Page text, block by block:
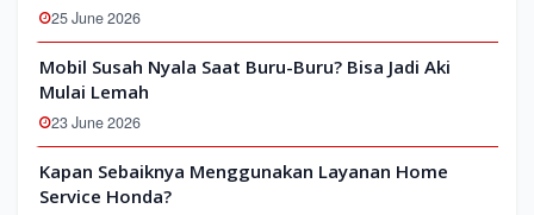
25 June 2026
Mobil Susah Nyala Saat Buru-Buru? Bisa Jadi Aki
Mulai Lemah
23 June 2026
Kapan Sebaiknya Menggunakan Layanan Home
Service Honda?